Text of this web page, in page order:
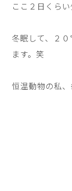
ここ２日くら
冬眠して、２
ます。笑
恒温動物の私